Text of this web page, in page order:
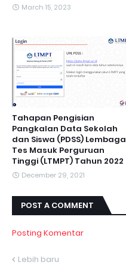
March 15, 2023
Tahapan Pengisian
Pangkalan Data Sekolah
dan Siswa (PDSS) Lembaga
Tes Masuk Perguruan
Tinggi (LTMPT) Tahun 2022
December 29, 2021
POST A COMMENT
Posting Komentar
Lebih baru